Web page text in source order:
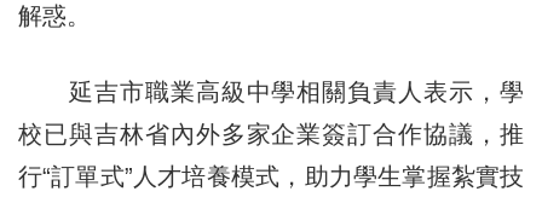
解惑。
延吉市職業高級中學相關負責人表示，學
校已與吉林省內外多家企業簽訂合作協議，推
行“訂單式”人才培養模式，助力學生掌握紮實技